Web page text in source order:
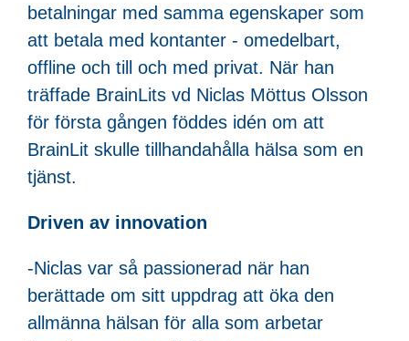
betalningar med samma egenskaper som
att betala med kontanter - omedelbart,
offline och till och med privat. När han
träffade BrainLits vd Niclas Möttus Olsson
för första gången föddes idén om att
BrainLit skulle tillhandahålla hälsa som en
tjänst.
Driven av innovation
-Niclas var så passionerad när han
berättade om sitt uppdrag att öka den
allmänna hälsan för alla som arbetar